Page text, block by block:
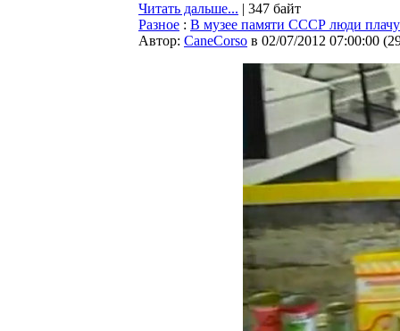
Читать дальше... | 347 байт
Разное : В музее памяти СССР люди
Автор: CaneCorso в 02/07/2012 07:00:00 (